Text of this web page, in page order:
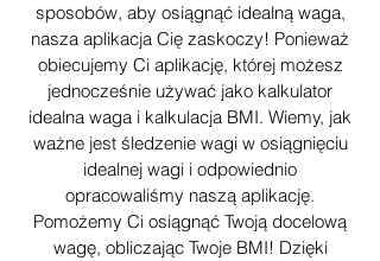
sposobów, aby osiągnąć idealną waga,
nasza aplikacja Cię zaskoczy! Ponieważ
obiecujemy Ci aplikację, której możesz
jednocześnie używać jako kalkulator
idealna waga i kalkulacja BMI. Wiemy, jak
ważne jest śledzenie wagi w osiągnięciu
idealnej wagi i odpowiednio
opracowaliśmy naszą aplikację.
Pomożemy Ci osiągnąć Twoją docelową
wagę, obliczając Twoje BMI! Dzięki